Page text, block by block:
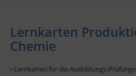
Lernkarten
Chemie
• Lernkarten für die Ausbildungs-